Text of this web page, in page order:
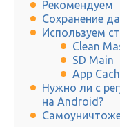
Рекомендуем
Сохранение
Используем
Clean
SD Main
App
Нужно ли с
на Android?